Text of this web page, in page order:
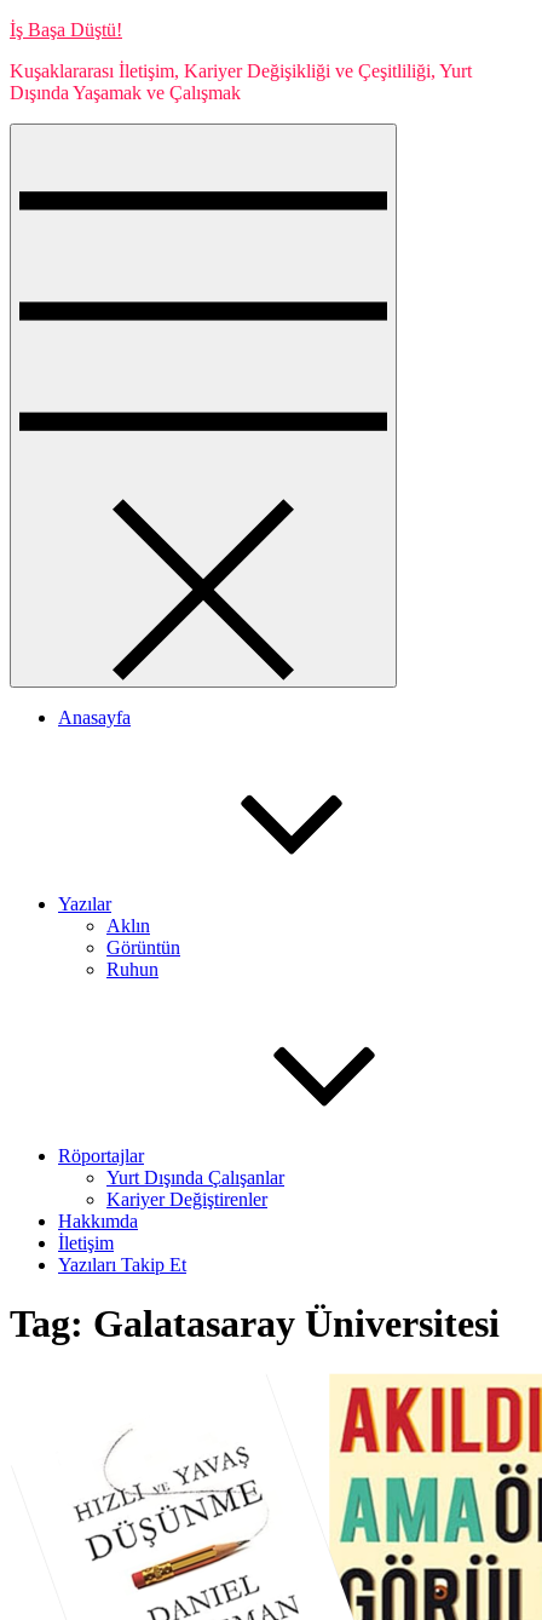
Skip
content
İş Başa Düştü!
Kuşaklararası İletişim, Kariyer Değişikliği ve Çeşitliliği, Yurt
Dışında Yaşamak ve Çalışmak
Anasayfa
Yazılar
Aklın
Görüntün
Ruhun
Röportajlar
Yurt Dışında Çalışanlar
Kariyer Değiştirenler
Hakkımda
İletişim
Yazıları Takip Et
Tag: Galatasaray Üniversitesi